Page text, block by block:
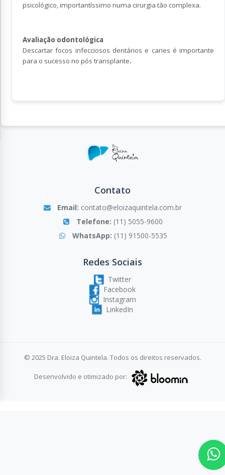
psicológico, importantíssimo numa cirurgia tão complexa.
Avaliação odontológica
Descartar focos infecciosos dentários e caries é importante
para o sucesso no pós transplante.
Contato
Email: contato@eloizaquintela.com.br
Telefone: (11) 5055-9600
WhatsApp: (11) 91500-5535
Redes Sociais
Twitter
Facebook
Instagram
LinkedIn
© 2025 Dra. Eloiza Quintela. Todos os direitos reservados.
Desenvolvido e otimizado por: